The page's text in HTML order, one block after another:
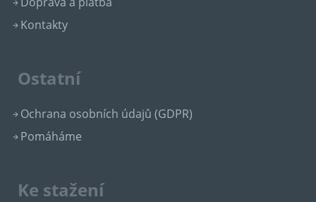
Kontakty
Ostatní
Ochrana osobních údajů (GDPR)
Pomáháme
Ke stažení